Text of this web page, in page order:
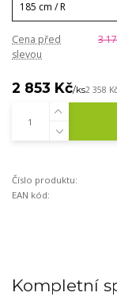
Cena před
slevou
3
2 853 Kč/ks2 358 Kč
Číslo produktu:
EAN kód:
Kompletní